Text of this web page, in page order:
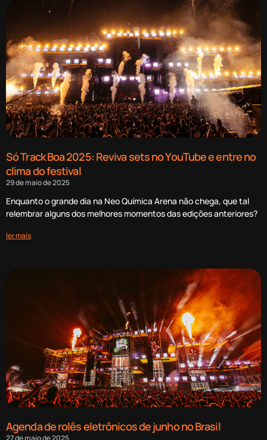
Só Track Boa 2025: Reviva sets no YouTube e entre no
clima do festival
29 de maio de 2025
Enquanto o grande dia na Neo Química Arena não chega, que tal
relembrar alguns dos melhores momentos das edições anteriores?
ler mais
Agenda de rolês eletrônicos de junho no Brasil